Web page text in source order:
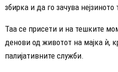
збирка и да го зачува
Таа се присети и на тешките
денови од животот на мајка ѝ,
палијативните служби.